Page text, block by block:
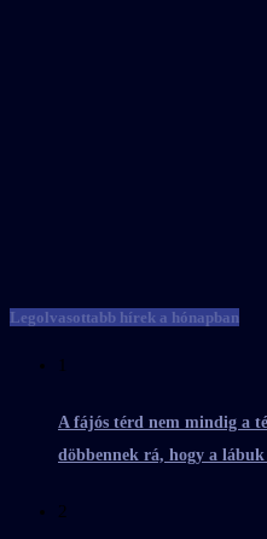
Legolvasottabb hírek a hónapban
1
A fájós térd nem mindig a
döbbennek rá, hogy a
2